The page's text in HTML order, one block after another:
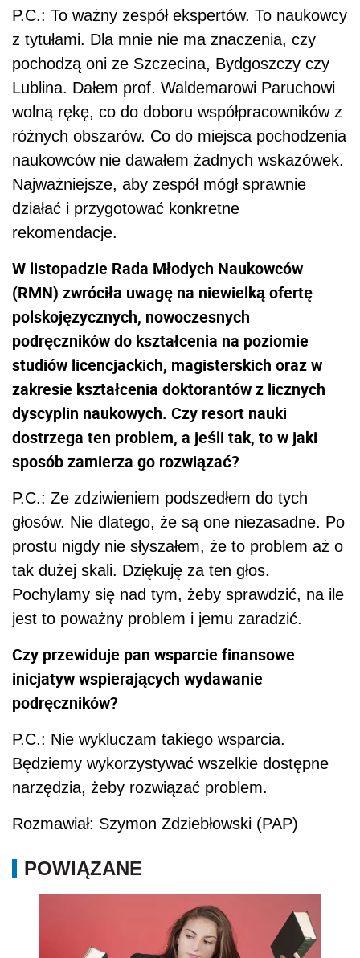
P.C.: To ważny zespół ekspertów. To naukowcy
z tytułami. Dla mnie nie ma znaczenia, czy
pochodzą oni ze Szczecina, Bydgoszczy czy
Lublina. Dałem prof. Waldemarowi Paruchowi
wolną rękę, co do doboru współpracowników z
różnych obszarów. Co do miejsca pochodzenia
naukowców nie dawałem żadnych wskazówek.
Najważniejsze, aby zespół mógł sprawnie
działać i przygotować konkretne
rekomendacje.
W listopadzie Rada Młodych Naukowców
(RMN) zwróciła uwagę na niewielką ofertę
polskojęzycznych, nowoczesnych
podręczników do kształcenia na poziomie
studiów licencjackich, magisterskich oraz w
zakresie kształcenia doktorantów z licznych
dyscyplin naukowych. Czy resort nauki
dostrzega ten problem, a jeśli tak, to w jaki
sposób zamierza go rozwiązać?
P.C.: Ze zdziwieniem podszedłem do tych
głosów. Nie dlatego, że są one niezasadne. Po
prostu nigdy nie słyszałem, że to problem aż o
tak dużej skali. Dziękuję za ten głos.
Pochylamy się nad tym, żeby sprawdzić, na ile
jest to poważny problem i jemu zaradzić.
Czy przewiduje pan wsparcie finansowe
inicjatyw wspierających wydawanie
podręczników?
P.C.: Nie wykluczam takiego wsparcia.
Będziemy wykorzystywać wszelkie dostępne
narzędzia, żeby rozwiązać problem.
Rozmawiał: Szymon Zdziebłowski (PAP)
POWIĄZANE